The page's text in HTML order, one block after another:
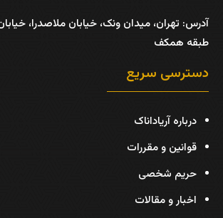
آدرس:
طبقه همکف
دسترسی سریع
درباره آریاداناک
قوانین و مقررات
حریم شخصی
اخبار و مقالات